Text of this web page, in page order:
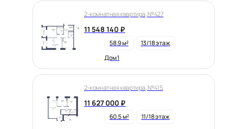
2-комнатная квартира, №427
11 548 140 ₽
58.9 м²
13/18 этаж
Дом 1
2-комнатная квартира, №415
11 627 000 ₽
60.5 м²
11/18 этаж